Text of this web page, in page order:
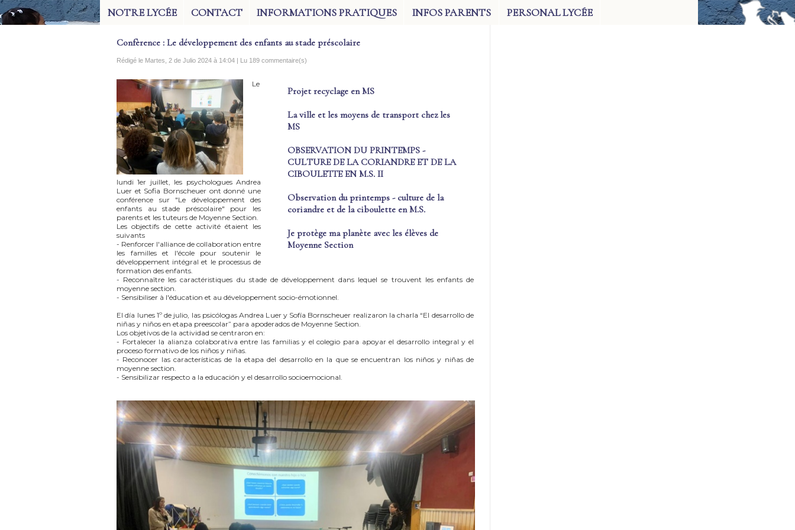
NOTRE LYCÉE CONTACT INFORMATIONS PRATIQUES INFOS PARENTS PERSONAL LYCÉE
Confèrence : Le développement des enfants au stade préscolaire
Rédigé le Martes, 2 de Julio 2024 à 14:04 | Lu 189 commentaire(s)
Projet recyclage en MS
La ville et les moyens de transport chez les
MS
OBSERVATION DU PRINTEMPS -
CULTURE DE LA CORIANDRE ET DE LA
CIBOULETTE EN M.S. II
Observation du printemps - culture de la
coriandre et de la ciboulette en M.S.
Je protège ma planète avec les élèves de
Moyenne Section
Le
lundi 1er juillet, les psychologues Andrea
Luer et Sofia Bornscheuer ont donné une
conférence sur "Le développement des
enfants au stade préscolaire" pour les
parents et les tuteurs de Moyenne Section.
Les objectifs de cette activité étaient les
suivants
- Renforcer l'alliance de collaboration entre
les familles et l'école pour soutenir le
développement intégral et le processus de
formation des enfants.
- Reconnaître les caractéristiques du stade de développement dans lequel se trouvent les enfants de
moyenne section.
- Sensibiliser à l'éducation et au développement socio-émotionnel.
El día lunes 1º de julio, las psicólogas Andrea Luer y Sofía Bornscheuer realizaron la charla “El desarrollo de
niñas y niños en etapa preescolar” para apoderados de Moyenne Section.
Los objetivos de la actividad se centraron en:
- Fortalecer la alianza colaborativa entre las familias y el colegio para apoyar el desarrollo integral y el
proceso formativo de los niños y niñas.
- Reconocer las características de la etapa del desarrollo en la que se encuentran los niños y niñas de
moyenne section.
- Sensibilizar respecto a la educación y el desarrollo socioemocional.